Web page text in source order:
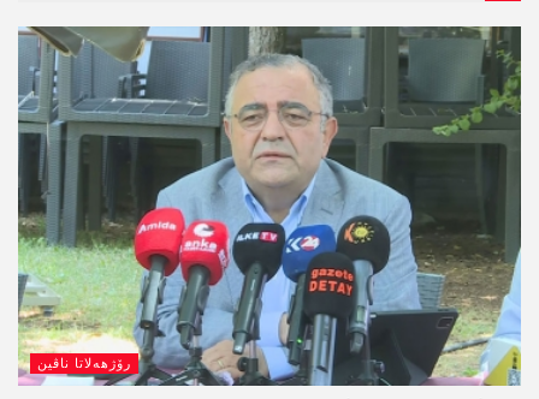
رۆژھەلاتا ناڤین